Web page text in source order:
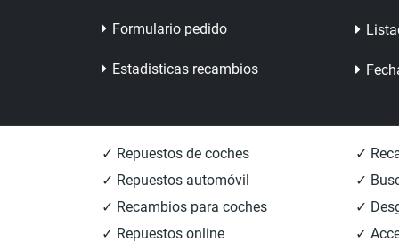
Formulario pedido
Estadisticas recambios
✓ Repuestos de coches
✓ Repuestos automóvil
✓ Recambios para coches
✓ Repuestos online
✓
✓
✓
✓